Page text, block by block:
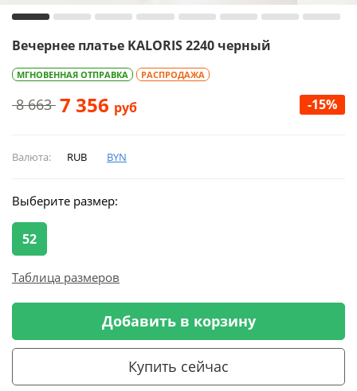
Вечернее платье KALORIS 2240 черный
МГНОВЕННАЯ ОТПРАВКА РАСПРОДАЖА
8 663 7 356 руб -15%
Валюта: RUB BYN
Выберите размер:
52
Таблица размеров
Добавить в корзину
Купить сейчас